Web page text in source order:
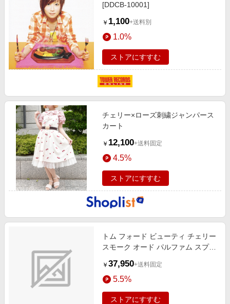
[DDCB-10001]
￥ 1,100+送料別
1.0%
ストアにすすむ
チェリー×ローズ刺繍ジャンパース
カート
￥ 12,100+送料固定
4.5%
ストアにすすむ
トム フォード ビューティ チェリー
スモーク オード パルファム スプレ
￥ 37,950+送料固定
5.5%
ストアにすすむ